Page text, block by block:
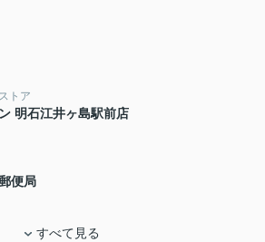
トア
明石江井ヶ島駅前店
便局
すべて見る